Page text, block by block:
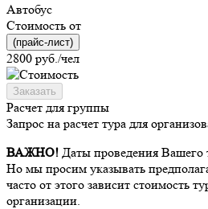
Автобус
Стоимость от
(прайс-лист)
2800 руб./чел
Заказать
Расчет для группы
Запрос на расчет тура для
ВАЖНО! Даты проведения Вашего
Но мы просим указывать
часто от этого зависит стоимость
организации.